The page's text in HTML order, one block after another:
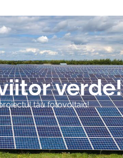
verde!
tău fotovoltaic!